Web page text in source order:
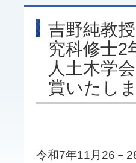
吉野純教
究科修士2
人土木学
賞いたし
令和7年11月26－